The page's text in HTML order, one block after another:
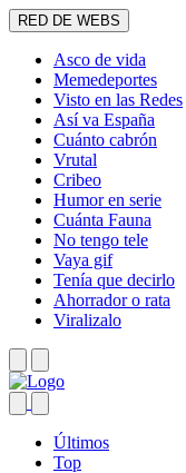
RED DE WEBS
Asco de vida
Memedeportes
Visto en las Redes
Así va España
Cuánto cabrón
Vrutal
Cribeo
Humor en serie
Cuánta Fauna
No tengo tele
Vaya gif
Tenía que decirlo
Ahorrador o rata
Viralizalo
Últimos
Top